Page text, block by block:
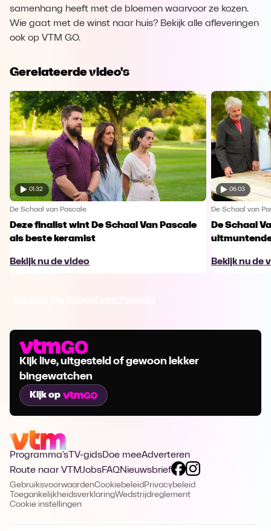
samenhang heeft met de bloemen waarvoor ze kozen.
Wie gaat met de winst naar huis? Bekijk alle afleveringen
ook op VTM GO.
Gerelateerde video's
01:32
De Schaal van Pascale
Deze finalist wint De Schaal Van Pascale
als beste keramist
Bekijk nu de video
06:03
De Schaal van
De Schaal
Bekijk nu de
Kijk live, uitgesteld of gewoon lekker
bingewatchen
Kijk op
Programma's TV-gidsDoe meeAdverteren
Route naar VTMJobsFAQNieuwsbrief
GebruiksvoorwaardenCookiebeleid Privacybeleid
ToegankelijkheidsverklaringWedstrijdreglement
Cookie instellingen